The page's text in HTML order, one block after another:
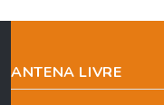
ANTENA LIVRE